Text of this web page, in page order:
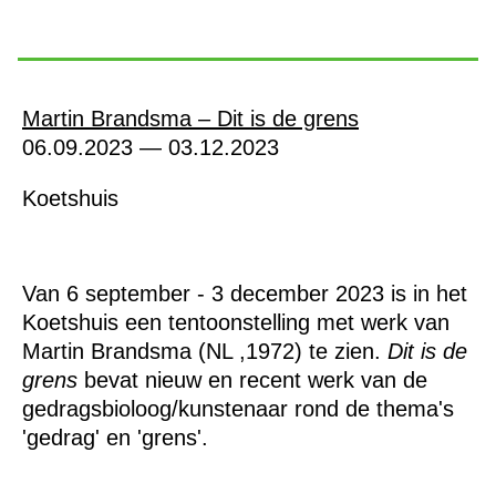
Martin Brandsma – Dit is de grens
06.09.2023 — 03.12.2023
Koetshuis
Van 6 september - 3 december 2023 is in het
Koetshuis een tentoonstelling met werk van
Martin Brandsma (NL ,1972) te zien. Dit is de
grens bevat nieuw en recent werk van de
gedragsbioloog/kunstenaar rond de thema's
'gedrag' en 'grens'.